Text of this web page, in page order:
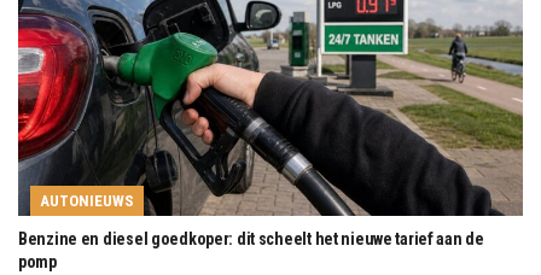
AUTONIEUWS
Benzine en diesel goedkoper: dit scheelt het nieuwe tarief aan de
pomp